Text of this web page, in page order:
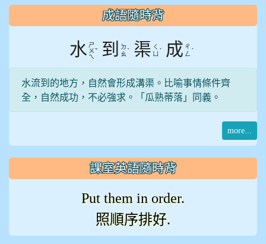
::: 成語隨時背
水 ㄕ
ㄨ
ㄟ
ˇ 到
ㄉ
ㄠ ˋ 渠 ㄑ
ˊ 成 ㄔ
ㄥ ˊ
水流到的地方，自然會形成溝渠。比喻事情條件齊
全，自然成功，不必強求。「瓜熟蒂落」同義。
more...
課室英語隨時背
Put them in order.
照順序排好.